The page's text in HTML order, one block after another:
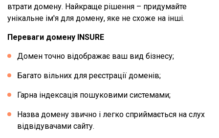
втрати домену. Найкраще рішення – придумайте
унікальне ім'я для домену, яке не схоже на інші.
Переваги домену INSURE
Домен точно відображає ваш вид бізнесу;
Багато вільних для реєстрації доменів;
Гарна індексація пошуковими системами;
Назва домену звично і легко сприймається на слух
відвідувачами сайту.